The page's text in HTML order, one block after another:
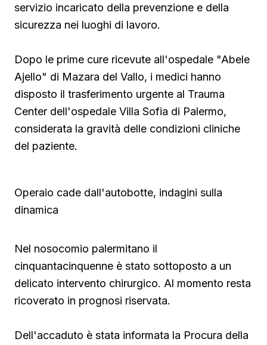
servizio incaricato della prevenzione e della
sicurezza nei luoghi di lavoro.
Dopo le prime cure ricevute all'ospedale "Abele
Ajello" di Mazara del Vallo, i medici hanno
disposto il trasferimento urgente al Trauma
Center dell'ospedale Villa Sofia di Palermo,
considerata la gravità delle condizioni cliniche
del paziente.
Operaio cade dall'autobotte, indagini sulla
dinamica
Nel nosocomio palermitano il
cinquantacinquenne è stato sottoposto a un
delicato intervento chirurgico. Al momento resta
ricoverato in prognosi riservata.
Dell'accaduto è stata informata la Procura della